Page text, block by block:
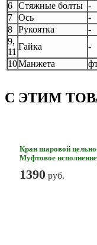
6 Стяжные болты -
7 Ось
-
8 Рукоятка
-
9,
11
Гайка
-
10Манжета
С ЭТИМ
Кран шаровой
Муфтовое
1390 руб.